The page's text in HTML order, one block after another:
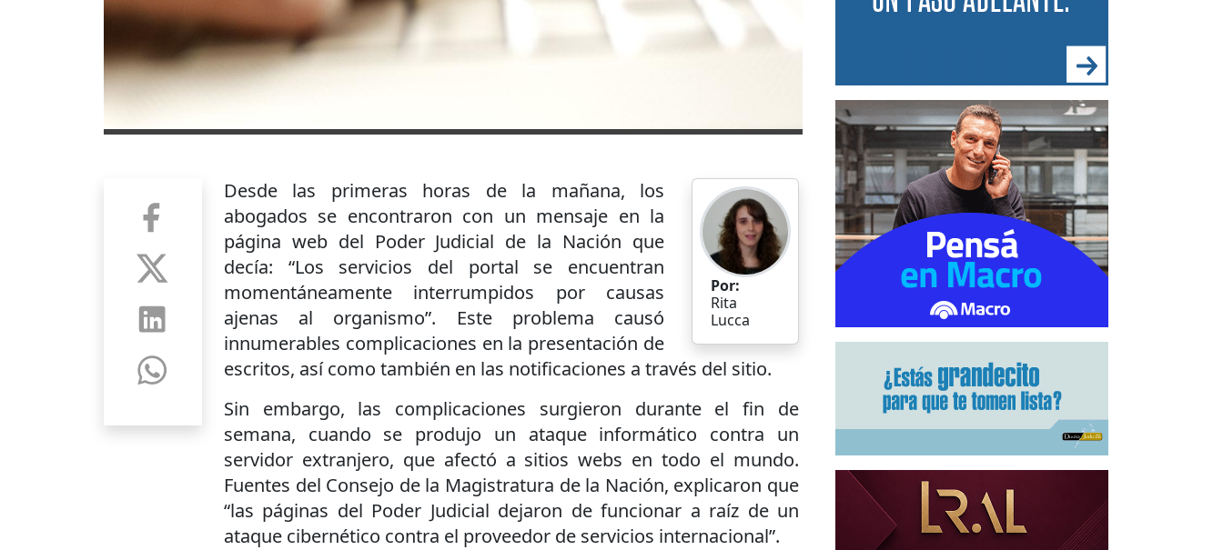
Por:
Rita
Lucca
Desde las primeras horas de la mañana, los
abogados se encontraron con un mensaje en la
página web del Poder Judicial de la Nación que
decía: “Los servicios del portal se encuentran
momentáneamente interrumpidos por causas
ajenas al organismo”. Este problema causó
innumerables complicaciones en la presentación de
escritos, así como también en las notificaciones a través del sitio.
Sin embargo, las complicaciones surgieron durante el fin de
semana, cuando se produjo un ataque informático contra un
servidor extranjero, que afectó a sitios webs en todo el mundo.
Fuentes del Consejo de la Magistratura de la Nación, explicaron que
“las páginas del Poder Judicial dejaron de funcionar a raíz de un
ataque cibernético contra el proveedor de servicios internacional”.